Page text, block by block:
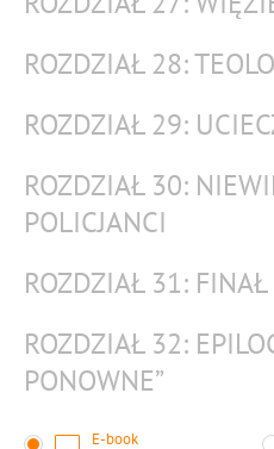
ROZDZIAŁ 28:
ROZDZIAŁ 29:
ROZDZIAŁ 30:
POLICJANCI
ROZDZIAŁ 31:
ROZDZIAŁ 32:
PONOWNE”
E-book